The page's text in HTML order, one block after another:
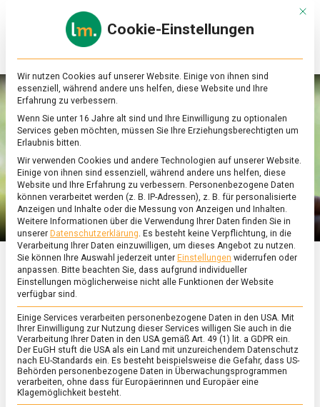
Online-
Magazin
zu
&
Ernährung
ERNÄHRUNG & GESUNDHEIT /FEATURED
Es ist Eiszeit
13. Mai 2022 Johannes Commenton
Es
ist
Eiszeit
Sommer, Sonne, Speiseeis – bei der Berlin Ice
Cream Week 2022 haben sich die „Eisdealer“
Mit
Cookie-Einstellungen
Wir nutzen Cookies auf unserer Website. Einige von ihnen sind
essenziell, während andere uns helfen, diese Website und Ihre
Erfahrung zu verbessern.
Wenn Sie unter 16 Jahre alt sind und Ihre Einwilligung zu optionalen
Services geben möchten, müssen Sie Ihre Erziehungsberechtigten um
Erlaubnis bitten.
Wir verwenden Cookies und andere Technologien auf unserer Website.
Einige von ihnen sind essenziell, während andere uns helfen, diese
Website und Ihre Erfahrung zu verbessern. Personenbezogene Daten
können verarbeitet werden (z. B. IP-Adressen), z. B. für personalisierte
Anzeigen und Inhalte oder die Messung von Anzeigen und Inhalten.
Weitere Informationen über die Verwendung Ihrer Daten finden Sie in
unserer Datenschutzerklärung. Es besteht keine Verpflichtung, in die
Verarbeitung Ihrer Daten einzuwilligen, um dieses Angebot zu nutzen.
Sie können Ihre Auswahl jederzeit unter Einstellungen widerrufen oder
anpassen. Bitte beachten Sie, dass aufgrund individueller
Einstellungen möglicherweise nicht alle Funktionen der Website
verfügbar sind.
Einige Services verarbeiten personenbezogene Daten in den USA. Mit
Ihrer Einwilligung zur Nutzung dieser Services willigen Sie auch in die
Verarbeitung Ihrer Daten in den USA gemäß Art. 49 (1) lit. a GDPR ein.
Der EuGH stuft die USA als ein Land mit unzureichendem Datenschutz
nach EU-Standards ein. Es besteht beispielsweise die Gefahr, dass US-
Behörden personenbezogene Daten in Überwachungsprogrammen
verarbeiten, ohne dass für Europäerinnen und Europäer eine
Klagemöglichkeit besteht.